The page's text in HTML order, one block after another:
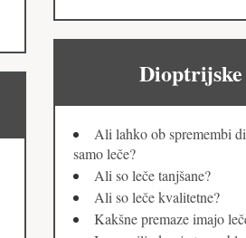
Dioptrijske
Ali lahko ob spremembi
samo leče?
Ali so leče tanjšane?
Ali so leče kvalitetne?
Kakšne premaze imajo